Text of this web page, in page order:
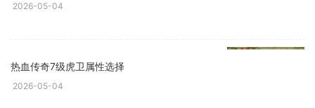
2026-05-04
热血传奇7级虎卫属性选择
2026-05-04